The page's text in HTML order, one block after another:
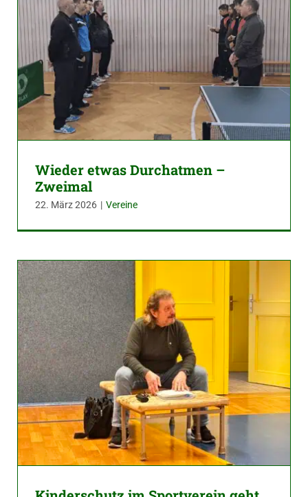
Wieder etwas Durchatmen –
Zweimal
22. März 2026 | Vereine